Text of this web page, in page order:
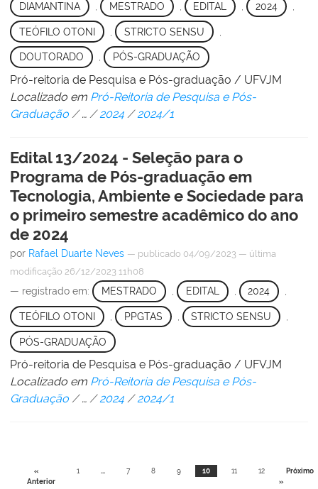
DIAMANTINA MESTRADO EDITAL , 2024
TEÓFILO OTONI STRICTO SENSU
DOUTORADO , PÓS-GRADUAÇÃO
Pró-reitoria de Pesquisa e Pós-graduação / UFVJM
Localizado em Pró-Reitoria de Pesquisa e Pós-
Graduação /… /2024 /2024/1
Edital 13/2024 - Seleção para o
Programa de Pós-graduação em
Tecnologia, Ambiente e Sociedade para
o primeiro semestre acadêmico do ano
de 2024
por Rafael Duarte Neves — publicado 04/09/2023 — última
modificação 26/12/2023 11h08
— registrado em: MESTRADO EDITAL 2024
TEÓFILO OTONI PPGTAS STRICTO SENSU
PÓS-GRADUAÇÃO
Pró-reitoria de Pesquisa e Pós-graduação / UFVJM
Localizado em Pró-Reitoria de Pesquisa e Pós-
Graduação /… /2024 /2024/1
«
Anterior
1 ... 7 8 9 10 11 12
Próximo
»